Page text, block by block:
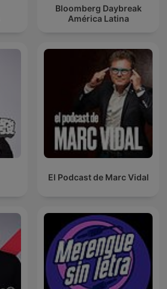
Bloomberg Daybreak
América Latina
El Podcast de Marc Vidal